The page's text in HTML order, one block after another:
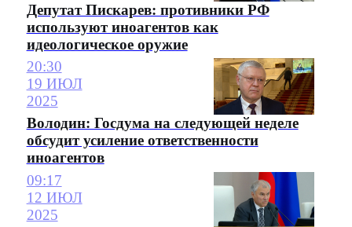
Депутат Пискарев: противники РФ
используют иноагентов как
идеологическое оружие
20:30
19 ИЮЛ
2025
Володин: Госдума на следующей неделе
обсудит усиление ответственности
иноагентов
09:17
12 ИЮЛ
2025